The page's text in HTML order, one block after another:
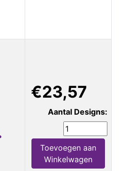
€23,57
Aantal Designs:
Toevoegen aan
Winkelwagen